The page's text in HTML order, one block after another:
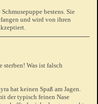
bestens. Sie
und wird von ihren
Was ist falsch
hat keinen Spaß am Jagen.
der typisch feinen Nase